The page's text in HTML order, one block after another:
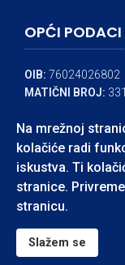
OPĆI PODACI
OIB: 76024026802
MATIČNI BROJ:
BANKA:
©
Na mrežnoj
kolačiće radi
iskustva. Ti
stranice.
stranicu.
Slažem se
accessible